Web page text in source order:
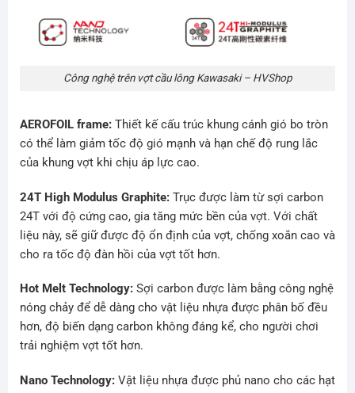
Công nghệ trên vợt cầu lông Kawasaki – HVShop
AEROFOIL frame:Thiết kế cấu trúc khung cánh gió bo tròn
có thể làm giảm tốc độ gió mạnh và hạn chế độ rung lắc
của khung vợt khi chịu áp lực cao.
24T High Modulus Graphite:Trục được làm từ sợi carbon
24T với độ cứng cao, gia tăng mức bền của vợt. Với chất
liệu này, sẽ giữ được độ ổn định của vợt, chống xoắn cao và
cho ra tốc độ đàn hồi của vợt tốt hơn.
Hot Melt Technology:Sợi carbon được làm bằng công nghệ
nóng chảy để dễ dàng cho vật liệu nhựa được phân bố đều
hơn, độ biến dạng carbon không đáng kể, cho người chơi
trải nghiệm vợt tốt hơn.
Nano Technology:Vật liệu nhựa được phủ nano cho các hạt